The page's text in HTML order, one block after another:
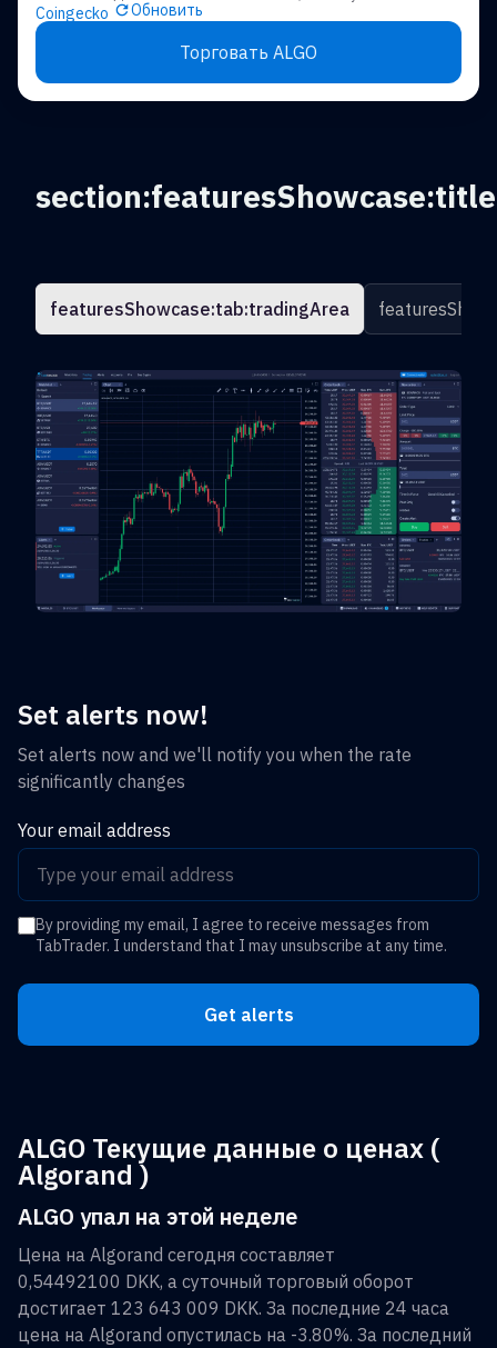
Coingecko
Обновить
Торговать ALGO
section:featuresShowcase:title
featuresShowcase:tab:tradingArea
Set alerts now!
Set alerts now and we'll notify you when the rate
significantly changes
Your email address
By providing my email, I agree to receive messages from
TabTrader. I understand that I may unsubscribe at any time.
Get alerts
ALGO Текущие данные о ценах (
Algorand )
ALGO упал на этой неделе
Цена на Algorand сегодня составляет
0,54492100 DKK, а суточный торговый оборот
достигает 123 643 009 DKK. За последние 24 часа
цена на Algorand опустилась на -3.80%. За последний